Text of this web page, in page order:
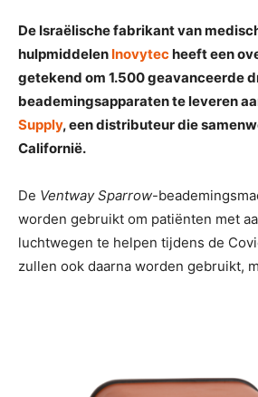
De Israëlische fabrikant van
hulpmiddelen Inovytecheeft een
getekend om 1.500 geavanceerde
beademingsapparaten te leveren
Supply, een distributeur die
Californië.
De Ventway Sparrow-
worden gebruikt om patiënten met
luchtwegen te helpen tijdens de
zullen ook daarna worden gebruikt,